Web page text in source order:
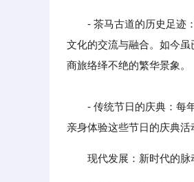
- 茶马古道的历史足迹：
文化的交流与融合。如今
商旅络绎不绝的繁华景象。
- 传统节日的庆典：每年
亲身体验这些节日的庆典
现代发展：新时代的脉